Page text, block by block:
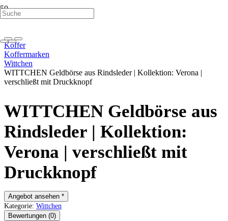
Koffer
Koffermarken
Wittchen
WITTCHEN Geldbörse aus Rindsleder | Kollektion: Verona |
verschließt mit Druckknopf
WITTCHEN Geldbörse aus
Rindsleder | Kollektion:
Verona | verschließt mit
Druckknopf
Angebot ansehen *
Kategorie: Wittchen
Bewertungen (0)